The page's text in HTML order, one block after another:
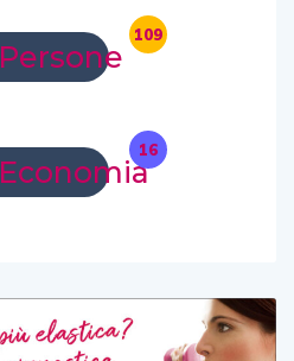
Persone
109
Economia
16